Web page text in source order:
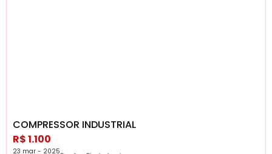
COMPRESSOR INDUSTRIAL
R$ 1.100
23 mar - 2025